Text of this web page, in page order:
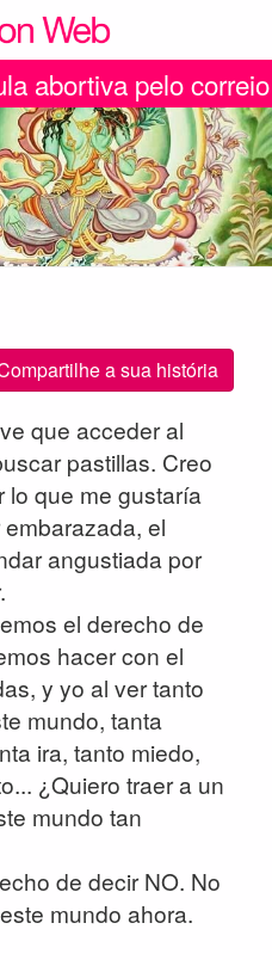
abortiva pelo correio
a sua história
que acceder al
pastillas. Creo
lo que me gustaría
el
angustiada por
el derecho de
hacer con el
y yo al ver tanto
mundo, tanta
ira, tanto miedo,
¿Quiero traer a un
mundo tan
de decir NO. No
mundo ahora.